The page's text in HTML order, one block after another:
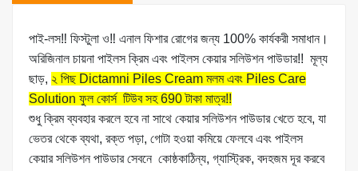
পাই-লস‼ ফিস্টুলা ও‼ এনাল ফিশার রোগের জন্য 100% কার্যকরী সমাধান।
অরিজিনাল চায়না পাইলস ক্রিম এবং পাইলস কেয়ার সলিউশন পাউডার!! মূল্য
ছাড়, ২ পিছ Dictamni Piles Cream মলম এবং Piles Care
Solution ফুল কোর্স টিউব সহ 690 টাকা মাত্র!!
শুধু ক্রিম ব্যবহার করলে হবে না সাথে কেয়ার সলিউশন পাউডার খেতে হবে, যা
ভেতর থেকে ব্যথা, রক্ত পড়া, গোটা হওয়া কমিয়ে ফেলবে এবং পাইলস
কেয়ার সলিউশন পাউডার সেবনে কোষ্ঠকাঠিন্য, গ্যাস্ট্রিক, বদহজম দূর করবে